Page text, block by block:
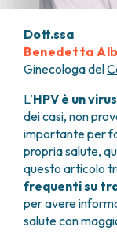
MIELOMI
NEOPLASIE
NEOPLASIE
SARCOMI E
TUMORI OSSEI
FARMACIA
FISICA
MEDICINA
CONSULENZE
CARDIOLOGIA
DIETETICA E
GENETICA
PSICOLOGIA
Dott.ssa
Benedetta
Ginecologa del
L’HPV è un
dei casi, non
importante per
propria salute,
questo articolo
frequenti su
per avere
salute con